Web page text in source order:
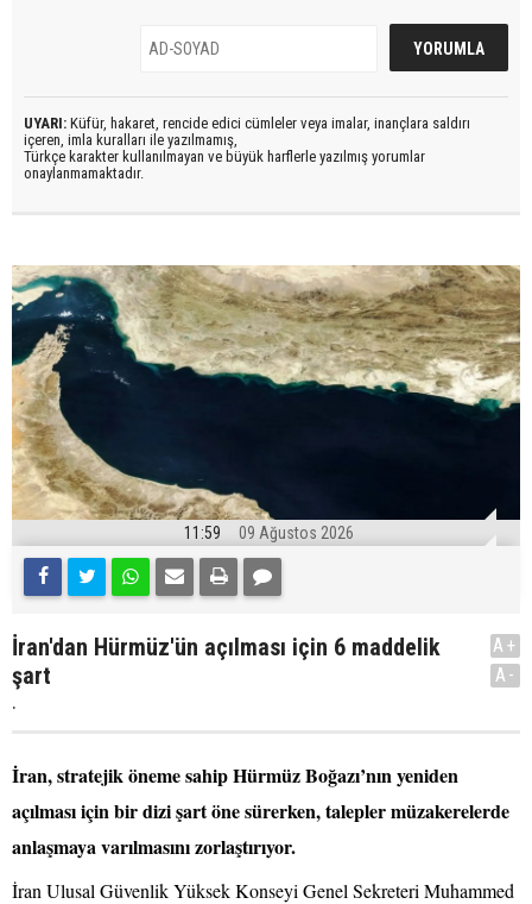
UYARI: Küfür, hakaret, rencide edici cümleler veya imalar, inançlara saldırı
içeren, imla kuralları ile yazılmamış,
Türkçe karakter kullanılmayan ve büyük harflerle yazılmış yorumlar
onaylanmamaktadır.
11:59 09 Ağustos 2026
İran'dan Hürmüz'ün açılması için 6 maddelik
şart
.
A+
A-
İran, stratejik öneme sahip Hürmüz Boğazı’nın yeniden
açılması için bir dizi şart öne sürerken, talepler müzakerelerde
anlaşmaya varılmasını zorlaştırıyor.
İran Ulusal Güvenlik Yüksek Konseyi Genel Sekreteri Muhammed